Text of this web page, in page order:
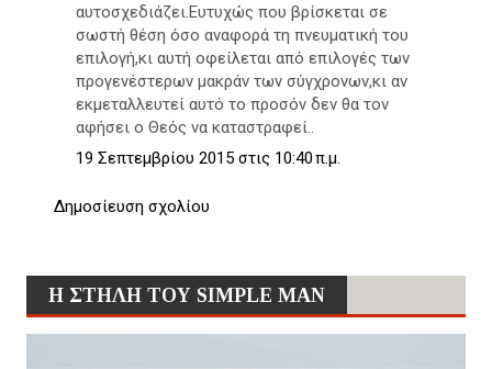
αυτοσχεδιάζει.Ευτυχώς που βρίσκεται σε
σωστή θέση όσο αναφορά τη πνευματική του
επιλογή,κι αυτή οφείλεται από επιλογές των
προγενέστερων μακράν των σύγχρονων,κι αν
εκμεταλλευτεί αυτό το προσόν δεν θα τον
αφήσει ο Θεός να καταστραφεί..
19 Σεπτεμβρίου 2015 στις 10:40 π.μ.
Δημοσίευση σχολίου
Η ΣΤΗΛΗ ΤΟΥ SIMPLE MAN